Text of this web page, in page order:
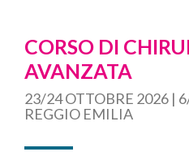
CORSO DI
AVANZATA
23/24 OTTOBRE 2026 |
REGGIO EMILIA